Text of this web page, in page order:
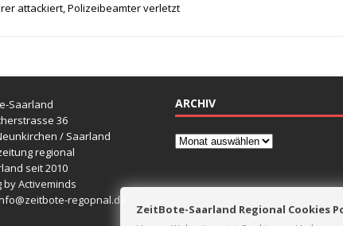
attackiert, Polizeibeamter verletzt
Saarland
36
/ Saarland
regional
seit 2010
by Activeminds
regopnal.de
ARCHIV
ZeitBote-Saarland Regional Cookies